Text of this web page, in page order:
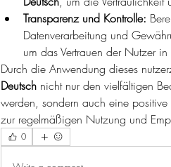
Transparenz und Kontrolle:
Datenverarbeitung und
um das Vertrauen der Nutzer in
Durch die Anwendung dieses
Deutsch nicht nur den vielfältigen
werden, sondern auch eine
zur regelmäßigen Nutzung und
0